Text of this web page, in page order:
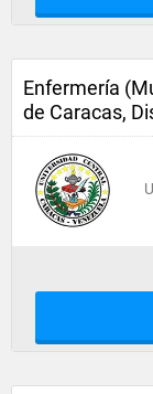
Enfermería
de Caracas,